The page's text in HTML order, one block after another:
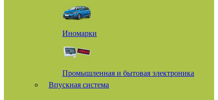
Иномарки
Промышленная и бытовая электроника
Впускная система